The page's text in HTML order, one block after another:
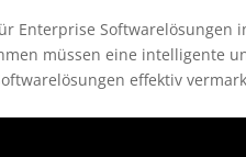
Enterprise Softwarelösungen
müssen eine intelligente
effektiv